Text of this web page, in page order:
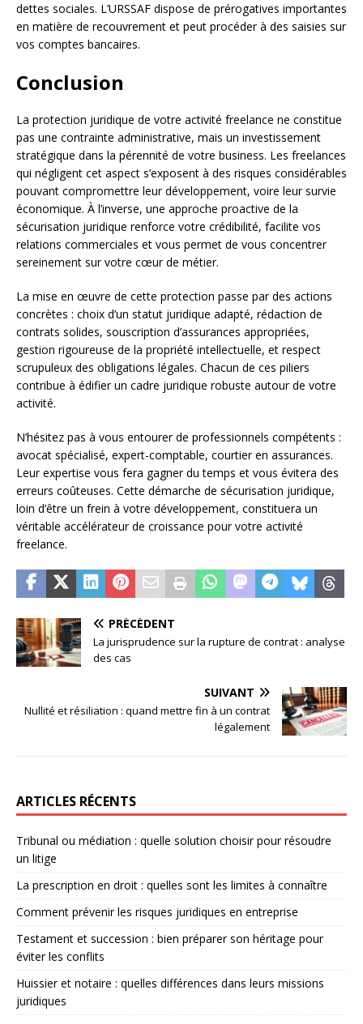
dettes sociales. L’URSSAF dispose de prérogatives importantes
en matière de recouvrement et peut procéder à des saisies sur
vos comptes bancaires.
Conclusion
La protection juridique de votre activité freelance ne constitue
pas une contrainte administrative, mais un investissement
stratégique dans la pérennité de votre business. Les freelances
qui négligent cet aspect s’exposent à des risques considérables
pouvant compromettre leur développement, voire leur survie
économique. À l’inverse, une approche proactive de la
sécurisation juridique renforce votre crédibilité, facilite vos
relations commerciales et vous permet de vous concentrer
sereinement sur votre cœur de métier.
La mise en œuvre de cette protection passe par des actions
concrètes : choix d’un statut juridique adapté, rédaction de
contrats solides, souscription d’assurances appropriées,
gestion rigoureuse de la propriété intellectuelle, et respect
scrupuleux des obligations légales. Chacun de ces piliers
contribue à édifier un cadre juridique robuste autour de votre
activité.
N’hésitez pas à vous entourer de professionnels compétents :
avocat spécialisé, expert-comptable, courtier en assurances.
Leur expertise vous fera gagner du temps et vous évitera des
erreurs coûteuses. Cette démarche de sécurisation juridique,
loin d’être un frein à votre développement, constituera un
véritable accélérateur de croissance pour votre activité
freelance.
PRÉCÉDENT
La jurisprudence sur la rupture de contrat : analyse
des cas
SUIVANT
Nullité et résiliation : quand mettre fin à un contrat
légalement
ARTICLES RÉCENTS
Tribunal ou médiation : quelle solution choisir pour résoudre
un litige
La prescription en droit : quelles sont les limites à connaître
Comment prévenir les risques juridiques en entreprise
Testament et succession : bien préparer son héritage pour
éviter les conflits
Huissier et notaire : quelles différences dans leurs missions
juridiques